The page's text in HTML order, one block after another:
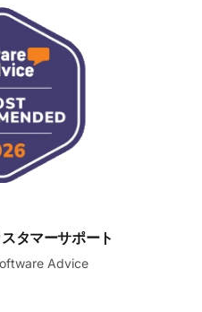
タマーサポート
Advice